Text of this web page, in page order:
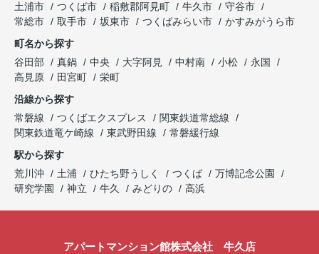
土浦市
つくば市 稲敷郡阿見町 牛久市
守谷市
常総市
取手市 坂東市 つくばみらい市
かすみがうら市
町名から探す
谷田部
真鍋 中央 大字阿見 中村南 小松
永国
高見原
田宮町
栄町
沿線から探す
常磐線
つくばエクスプレス
関東鉄道常総線
関東鉄道竜ケ崎線
東武野田線
常磐緩行線
駅から探す
荒川沖
土浦 ひたち野うしく つくば
万博記念公園
研究学園
神立 牛久 みどりの 高浜
アパートマンション館株式会社 牛久店